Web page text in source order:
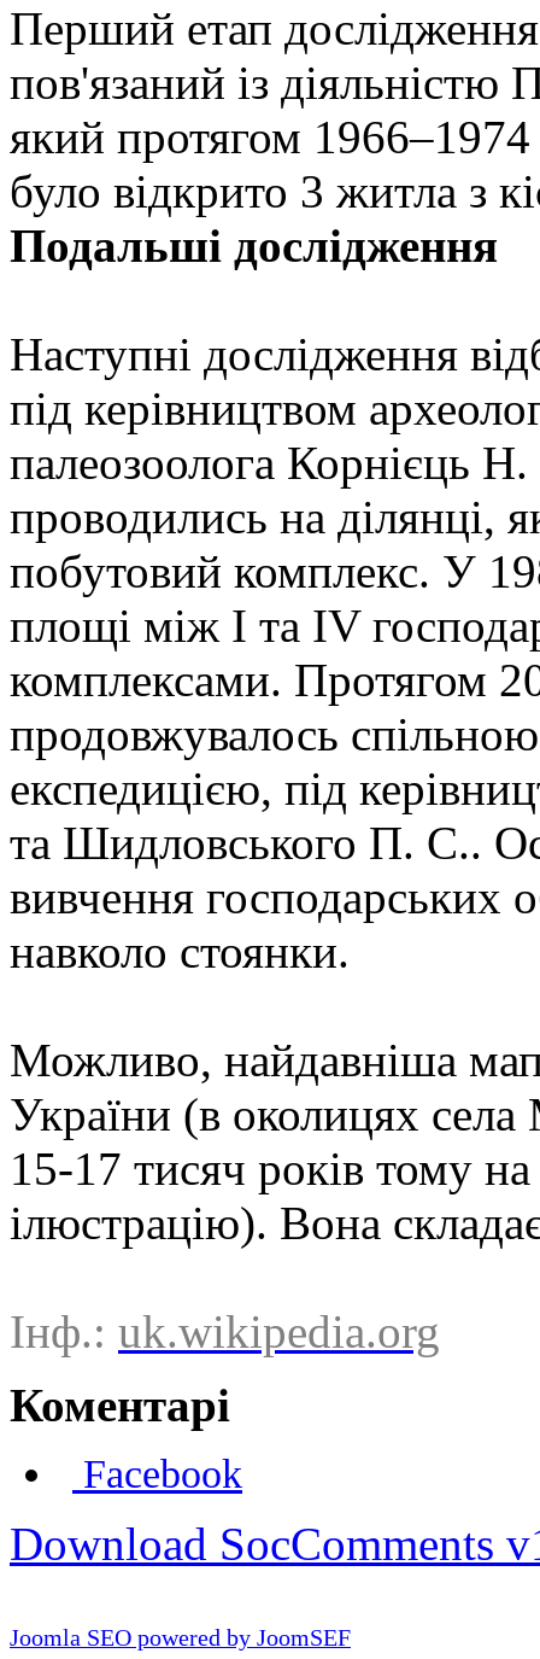
Перший етап
пов'язаний із діяльністю
який протягом
було відкрито 3 житла з
Подальші дослідження
Наступні дослідження
під керівництвом
палеозоолога Корнієць
проводились на ділянці,
побутовий комплекс. У
площі між І та IV
комплексами. Протягом
продовжувалось
експедицією, під
та Шидловського П. С..
вивчення господарських
навколо стоянки.
Можливо, найдавніша
України (в околицях
15-17 тисяч років тому
ілюстрацію). Вона
Інф.: uk.wikipedia.org
Коментарі
Facebook
Download SocComments
Joomla SEO powered by JoomSEF